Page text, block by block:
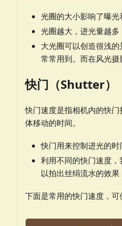
光圈的大小影响了曝光
光圈越大，进光量越多
大光圈可以创造很浅
常常用到。而在风光摄
快门（Shutter）
快门速度是指相机内的快
体移动的时间。
快门用来控制进光的时
利用不同的快门速度
以拍出丝绢流水的效果
下面是常用的快门速度，可